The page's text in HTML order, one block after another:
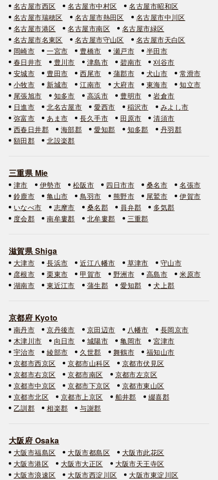
名古屋市西区
名古屋市中村区
名古屋市昭和区
名古屋市瑞穂区
名古屋市熱田区
名古屋市中川区
名古屋市港区
名古屋市南区
名古屋市緑区
名古屋市名東区
名古屋市守山区
名古屋市天白区
岡崎市
一宮市 豊橋市 瀬戸市
半田市
春日井市
豊川市 津島市 碧南市
刈谷市
安城市
豊田市 西尾市 蒲郡市 犬山市
常滑市
小牧市
新城市 江南市 大府市 東海市
知立市
尾張旭市
知多市 高浜市 豊明市
岩倉市
日進市
北名古屋市 愛西市 稲沢市
みよし市
弥富市
あま市 長久手市 田原市
清須市
西春日井郡
海部郡 愛知郡 知多郡
丹羽郡
額田郡
北設楽郡
三重県 Mie
津市 伊勢市 松阪市 四日市市 桑名市
名張市
鈴鹿市
亀山市 鳥羽市 熊野市 尾鷲市
伊賀市
いなべ市
志摩市 桑名郡 員弁郡
多気郡
度会郡
南牟婁郡 北牟婁郡 三重郡
滋賀県 Shiga
大津市 長浜市 近江八幡市 草津市
守山市
彦根市
栗東市 甲賀市 野洲市 高島市
米原市
湖南市
東近江市 蒲生郡 愛知郡 犬上郡
京都府 Kyoto
南丹市 京丹後市 京田辺市 八幡市
長岡京市
木津川市
向日市 城陽市 亀岡市
宮津市
宇治市
綾部市 久世郡 舞鶴市
福知山市
京都市西京区
京都市山科区
京都市伏見区
京都市右京区
京都市南区
京都市左京区
京都市中京区
京都市下京区
京都市東山区
京都市北区
京都市上京区 船井郡
綴喜郡
乙訓郡
相楽郡 与謝郡
大阪府 Osaka
大阪市福島区 大阪市都島区
大阪市此花区
大阪市港区
大阪市大正区
大阪市天王寺区
大阪市浪速区
大阪市西淀川区
大阪市東淀川区